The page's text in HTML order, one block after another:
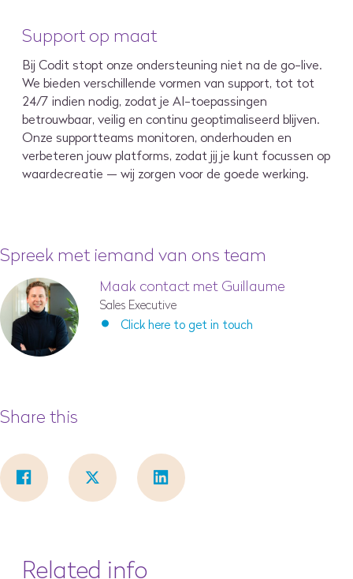
Support op maat
Bij Codit stopt onze ondersteuning niet na de go-live.
We bieden verschillende vormen van support, tot tot
24/7 indien nodig, zodat je AI-toepassingen
betrouwbaar, veilig en continu geoptimaliseerd blijven.
Onze supportteams monitoren, onderhouden en
verbeteren jouw platforms, zodat jij je kunt focussen op
waardecreatie — wij zorgen voor de goede werking.
Spreek met iemand van ons team
Maak contact met Guillaume
Sales Executive
Click here to get in touch
Share this
Related info